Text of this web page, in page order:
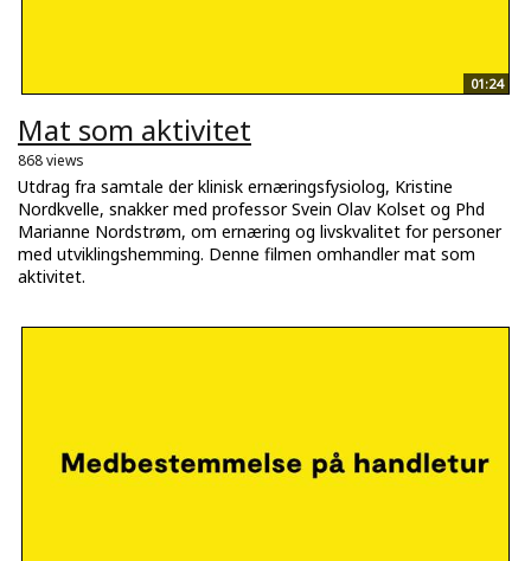
01:24
Mat som aktivitet
868 views
Utdrag fra samtale der klinisk ernæringsfysiolog, Kristine
Nordkvelle, snakker med professor Svein Olav Kolset og Phd
Marianne Nordstrøm, om ernæring og livskvalitet for personer
med utviklingshemming. Denne filmen omhandler mat som
aktivitet.